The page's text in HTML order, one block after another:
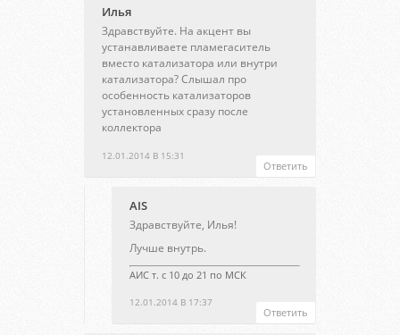
Илья
12.01.2014 В 15:31
Здравствуйте. На акцент вы
устанавливаете пламегаситель
вместо катализатора или внутри
катализатора? Слышал про
особенность катализаторов
установленных сразу после
коллектора
Ответить
AIS
12.01.2014 В 17:37
Здравствуйте, Илья!
Лучше внутрь.
АИС т. с 10 до 21 по МСК
Ответить